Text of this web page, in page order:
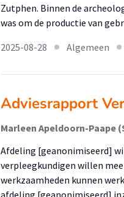
Zutphen. Binnen de
was om de productie van
2025-08-28
Algemeen
Adviesrapport
Afdeling [geanonimiseerd]
verpleegkundigen willen
werkzaamheden kunnen
afdeling [geanonimiseerd]